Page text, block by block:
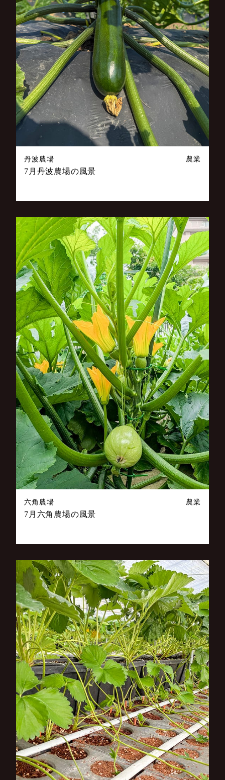
丹波農場 農業
7月丹波農場の風景
六角農場 農業
7月六角農場の風景